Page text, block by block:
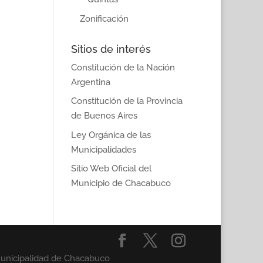
Zonificación
Sitios de interés
Constitución de la Nación
Argentina
Constitución de la Provincia
de Buenos Aires
Ley Orgánica de las
Municipalidades
Sitio Web Oficial del
Municipio de Chacabuco
de Chacabuco